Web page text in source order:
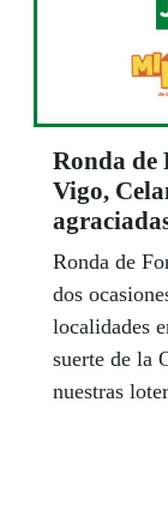
Ronda de
Vigo,
Ronda de
dos
localidades
suerte de la
nuestras